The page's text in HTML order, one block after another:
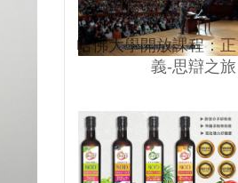
哈佛大學開放課程：正
義-思辯之旅